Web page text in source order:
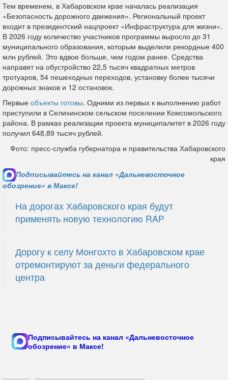
Тем временем, в Хабаровском крае началась реализация
«Безопасность дорожного движения». Региональный проект
входит в президентский нацпроект «Инфраструктура для жизни».
В 2026 году количество участников программы выросло до 31
муниципального образования, которым выделили рекордные 400
млн рублей. Это вдвое больше, чем годом ранее. Средства
направят на обустройство 22,5 тысяч квадратных метров
тротуаров, 54 пешеходных переходов, установку более тысячи
дорожных знаков и 12 остановок.
Первые объекты готовы. Одними из первых к выполнению работ
приступили в Селихинском сельском поселении Комсомольского
района. В рамках реализации проекта муниципалитет в 2026 году
получил 648,89 тысяч рублей.
Фото: пресс-служба губернатора и правительства Хабаровского
края
Подписывайтесь на канал «Дальневосточное
обозрение» в Максе!
На дорогах Хабаровского края будут
применять новую технологию RAP
Дорогу к селу Монгохто в Хабаровском крае
отремонтируют за деньги федерального
центра
Подписывайтесь на канал «Дальневосточное
обозрение» в Максе!